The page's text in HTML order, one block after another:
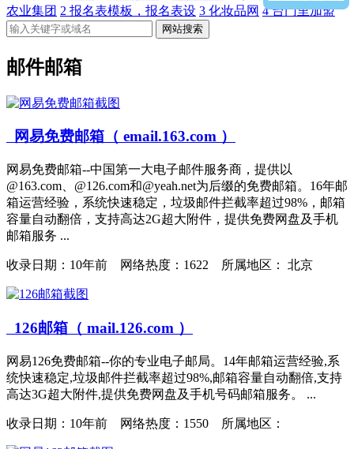
农业集团 2 报名表模板，报名表设 3 化妆品网 4台门里加盟
网站搜索
邮件邮箱
网易免费邮箱（ email.163.com ）
网易免费邮箱--中国第一大电子邮件服务商，提供以
@163.com、@126.com和@yeah.net为后缀的免费邮箱。16年邮
箱运营经验，系统快速稳定，垃圾邮件拦截率超过98%，邮箱
容量自动翻倍，支持高达2G超大附件，提供免费网盘及手机
邮箱服务 ...
收录日期： 10年前 网络热度：1622 所属地区： 北京
126邮箱（ mail.126.com ）
网易126免费邮箱--你的专业电子邮局。14年邮箱运营经验,系
统快速稳定,垃圾邮件拦截率超过98%,邮箱容量自动翻倍,支持
高达3G超大附件,提供免费网盘及手机号码邮箱服务。 ...
收录日期： 10年前 网络热度：1550 所属地区：